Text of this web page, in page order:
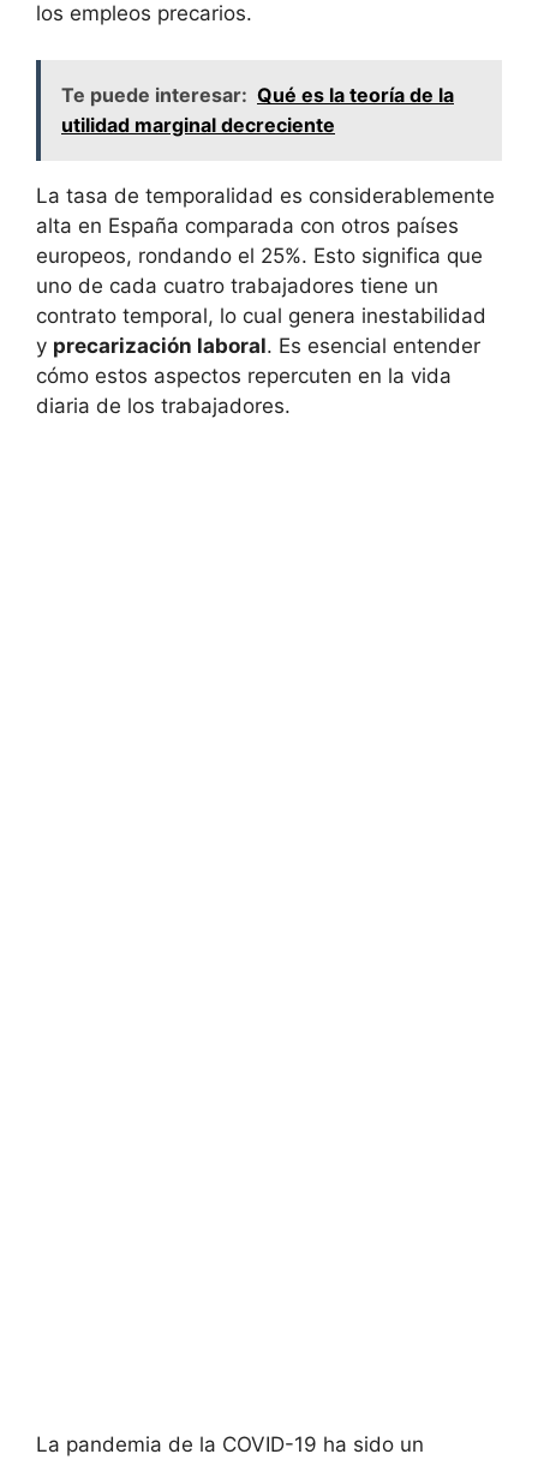
los empleos precarios.
Te puede interesar: Qué es la teoría de la
utilidad marginal decreciente
La tasa de temporalidad es considerablemente
alta en España comparada con otros países
europeos, rondando el 25%. Esto significa que
uno de cada cuatro trabajadores tiene un
contrato temporal, lo cual genera inestabilidad
y precarización laboral. Es esencial entender
cómo estos aspectos repercuten en la vida
diaria de los trabajadores.
La pandemia de la COVID-19 ha sido un